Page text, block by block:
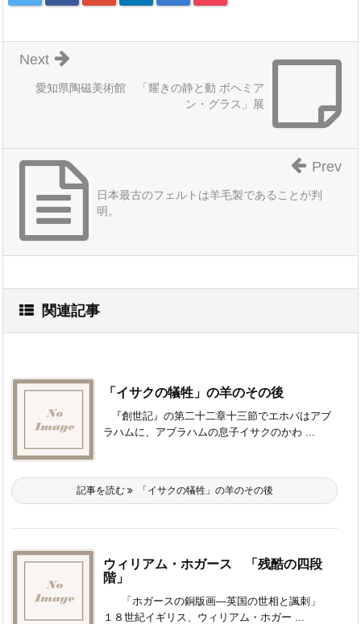
愛知県陶磁美術館 「耀きの静と動 ボヘミア
ン・グラス」展
Next
日本最古のフェルトは羊毛製であることが判
明。
Prev
関連記事
「イサクの犠牲」の羊のその後
『創世記』の第二十二章十三節でエホバはアブ
ラハムに、アブラハムの息子イサクのかわ ...
記事を読む 「イサクの犠牲」の羊のその後
ウィリアム・ホガース 「残酷の四段
階」
「ホガースの銅版画―英国の世相と諷刺」
１８世紀イギリス、ウィリアム・ホガー ...